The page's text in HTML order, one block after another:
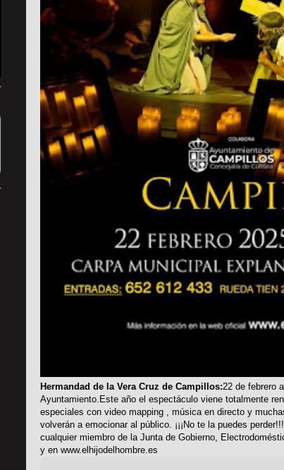
Hermandad de la Vera Cruz de Campillos:22 de febrero
Ayuntamiento.Este año el espectáculo viene totalmente
especiales con video mapping , música en directo y
volverán a emocionar al público. ¡¡¡No te la puedes
cualquier miembro de la Junta de Gobierno,
y en www.elhijodelhombre.es